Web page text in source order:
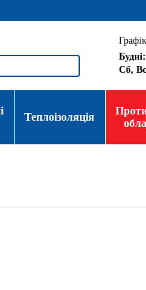
Будні:
Сб,
Теплоізоляція